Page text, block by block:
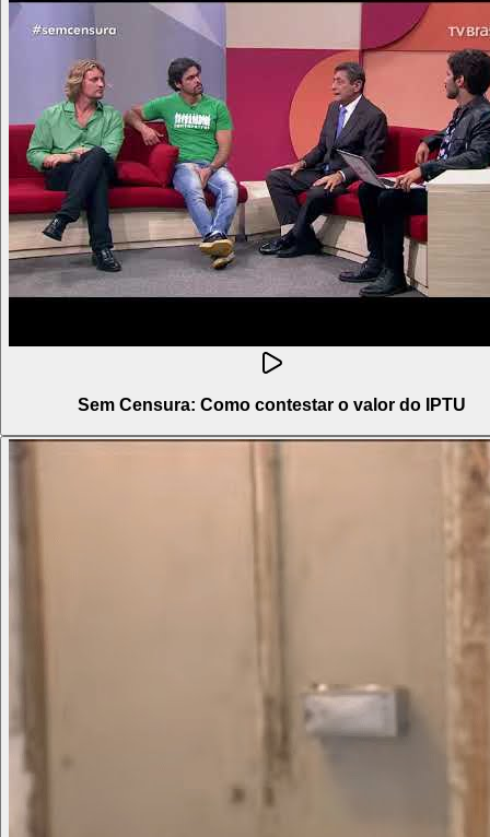
Sem Censura: Como contestar o valor do IPTU